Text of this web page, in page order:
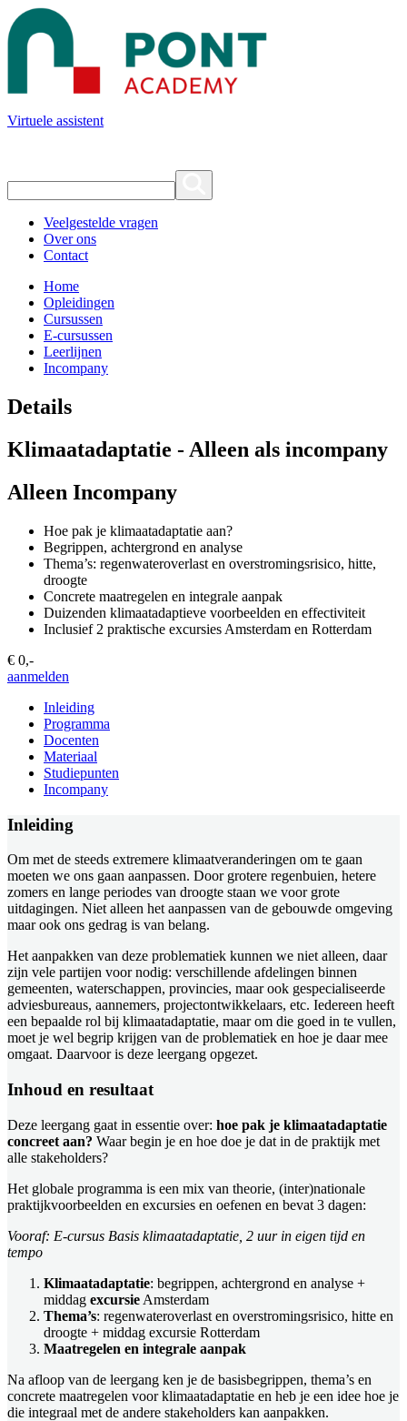
Virtuele assistent
Veelgestelde vragen
Over ons
Contact
Home
Opleidingen
Cursussen
E-cursussen
Leerlijnen
Incompany
Details
Klimaatadaptatie - Alleen als incompany
Alleen Incompany
Hoe pak je klimaatadaptatie aan?
Begrippen, achtergrond en analyse
Thema’s: regenwateroverlast en overstromingsrisico, hitte,
droogte
Concrete maatregelen en integrale aanpak
Duizenden klimaatadaptieve voorbeelden en effectiviteit
Inclusief 2 praktische excursies Amsterdam en Rotterdam
€ 0,-
aanmelden
Inleiding
Programma
Docenten
Materiaal
Studiepunten
Incompany
Inleiding
Om met de steeds extremere klimaatveranderingen om te gaan
moeten we ons gaan aanpassen. Door grotere regenbuien, hetere
zomers en lange periodes van droogte staan we voor grote
uitdagingen. Niet alleen het aanpassen van de gebouwde omgeving
maar ook ons gedrag is van belang.
Het aanpakken van deze problematiek kunnen we niet alleen, daar
zijn vele partijen voor nodig: verschillende afdelingen binnen
gemeenten, waterschappen, provincies, maar ook gespecialiseerde
adviesbureaus, aannemers, projectontwikkelaars, etc. Iedereen heeft
een bepaalde rol bij klimaatadaptatie, maar om die goed in te vullen,
moet je wel begrip krijgen van de problematiek en hoe je daar mee
omgaat. Daarvoor is deze leergang opgezet.
Inhoud en resultaat
Deze leergang gaat in essentie over: hoe pak je klimaatadaptatie
concreet aan? Waar begin je en hoe doe je dat in de praktijk met
alle stakeholders?
Het globale programma is een mix van theorie, (inter)nationale
praktijkvoorbeelden en excursies en oefenen en bevat 3 dagen:
Vooraf: E-cursus Basis klimaatadaptatie, 2 uur in eigen tijd en
tempo
Klimaatadaptatie: begrippen, achtergrond en analyse +
middag excursie Amsterdam
Thema’s: regenwateroverlast en overstromingsrisico, hitte en
droogte + middag excursie Rotterdam
Maatregelen en integrale aanpak
Na afloop van de leergang ken je de basisbegrippen, thema’s en
concrete maatregelen voor klimaatadaptatie en heb je een idee hoe je
die integraal met de andere stakeholders kan aanpakken.